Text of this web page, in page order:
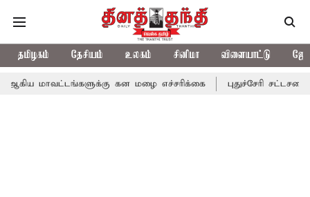
தமிழகம் தேசியம் உலகம் சினிமா விளையாட்டு
கன மழை எச்சரிக்கை புதுச்சேரி சட்டசபையில்